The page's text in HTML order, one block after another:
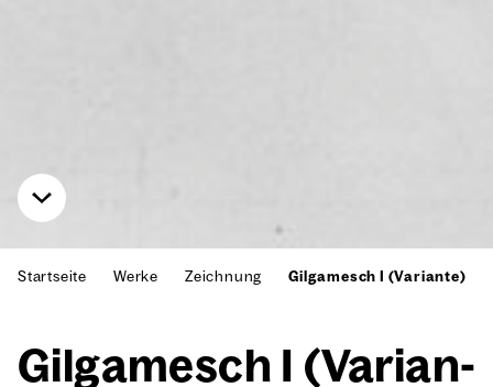
Startseite Werke Zeichnung Gilgamesch I (Variante)
Gil­ga­mesch I (Vari­an­